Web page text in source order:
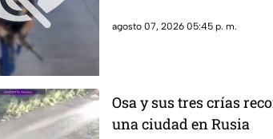
agosto 07, 2026 05:45 p. m.
Osa y sus tres crías
una ciudad en Rusia